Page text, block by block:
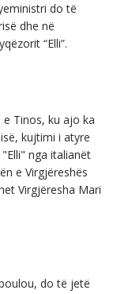
do të
dhe në
“Elli”.
Tinos, ku ajo ka
kujtimi i atyre
nga italianët
e Virgjëreshës
Virgjëresha Mari
do të jetë